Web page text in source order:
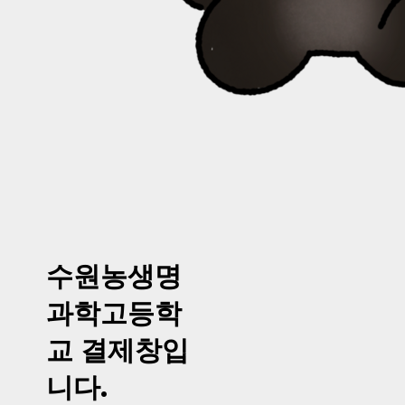
수원농생명
과학고등학
교 결제창입
니다.